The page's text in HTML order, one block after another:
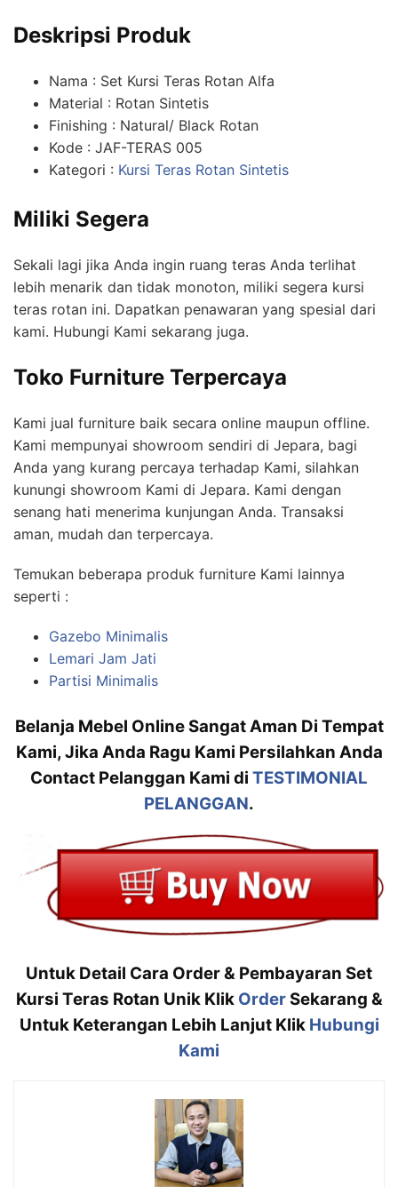
Deskripsi Produk
Nama : Set Kursi Teras Rotan Alfa
Material : Rotan Sintetis
Finishing : Natural/ Black Rotan
Kode : JAF-TERAS 005
Kategori : Kursi Teras Rotan Sintetis
Miliki Segera
Sekali lagi jika Anda ingin ruang teras Anda terlihat
lebih menarik dan tidak monoton, miliki segera kursi
teras rotan ini. Dapatkan penawaran yang spesial dari
kami. Hubungi Kami sekarang juga.
Toko Furniture Terpercaya
Kami jual furniture baik secara online maupun offline.
Kami mempunyai showroom sendiri di Jepara, bagi
Anda yang kurang percaya terhadap Kami, silahkan
kunungi showroom Kami di Jepara. Kami dengan
senang hati menerima kunjungan Anda. Transaksi
aman, mudah dan terpercaya.
Temukan beberapa produk furniture Kami lainnya
seperti :
Gazebo Minimalis
Lemari Jam Jati
Partisi Minimalis
Belanja Mebel Online Sangat Aman Di Tempat
Kami, Jika Anda Ragu Kami Persilahkan Anda
Contact Pelanggan Kami di TESTIMONIAL
PELANGGAN.
Untuk Detail Cara Order & Pembayaran Set
Kursi Teras Rotan Unik Klik OrderSekarang &
Untuk Keterangan Lebih Lanjut Klik Hubungi
Kami